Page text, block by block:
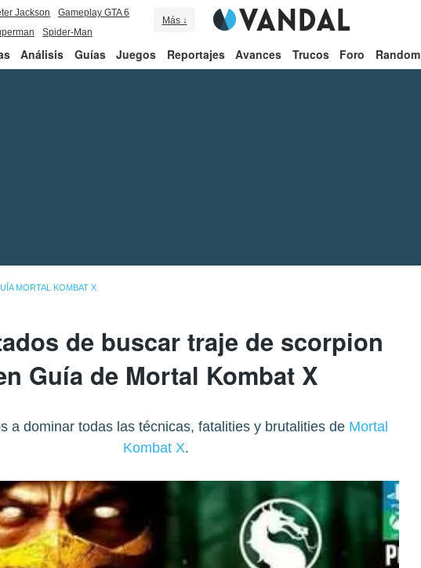
Jackson
Gameplay GTA 6
Spider-Man
Más ↓
Análisis Guías Juegos Reportajes Avances Trucos Foro Random
MORTAL KOMBAT X
de buscar traje de scorpion
Guía de Mortal Kombat X
a dominar todas las técnicas, fatalities y brutalities de Mortal
Kombat X.